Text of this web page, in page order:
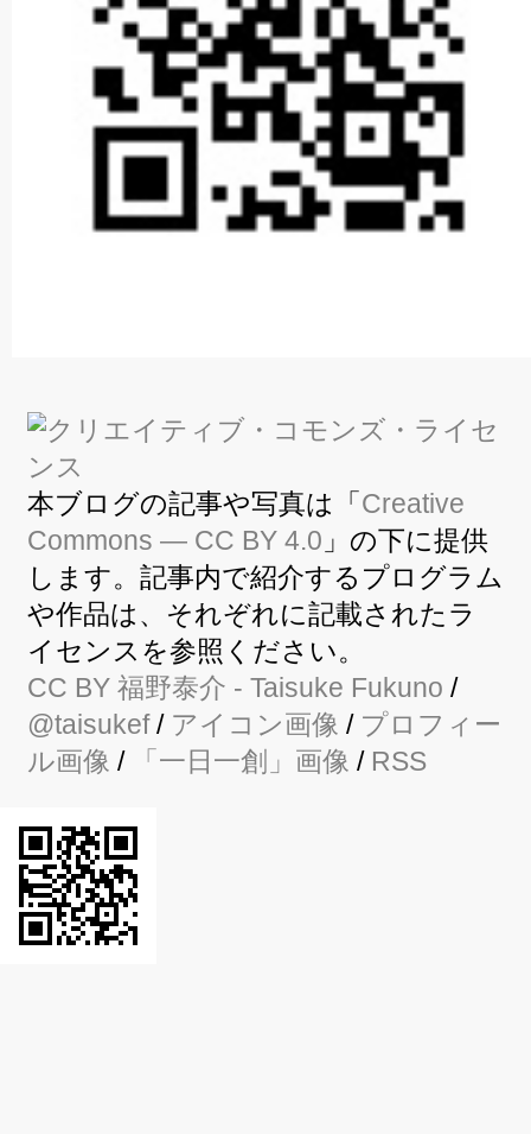
本ブログの記事や写真は「Creative
Commons — CC BY 4.0 」の下に提供
します。記事内で紹介するプログラム
や作品は、それぞれに記載されたラ
イセンスを参照ください。
CC BY 福野泰介 - Taisuke Fukuno /
@taisukef/ アイコン画像 / プロフィー
ル画像 / 「一日一創」画像 / RSS